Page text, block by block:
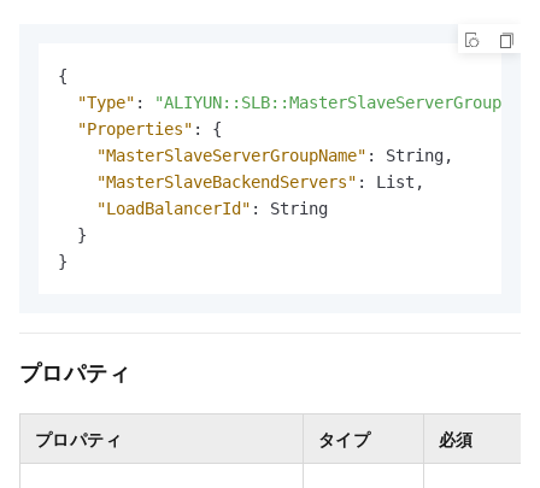
{
"Type" : "ALIYUN::SLB::MasterSlaveServerGroup"
"Properties" :
{
"MasterSlaveServerGroupName" : String,
"MasterSlaveBackendServers" : List ,
"LoadBalancerId" :
String
}
}
プロパティ
プロパティ タイプ 必須